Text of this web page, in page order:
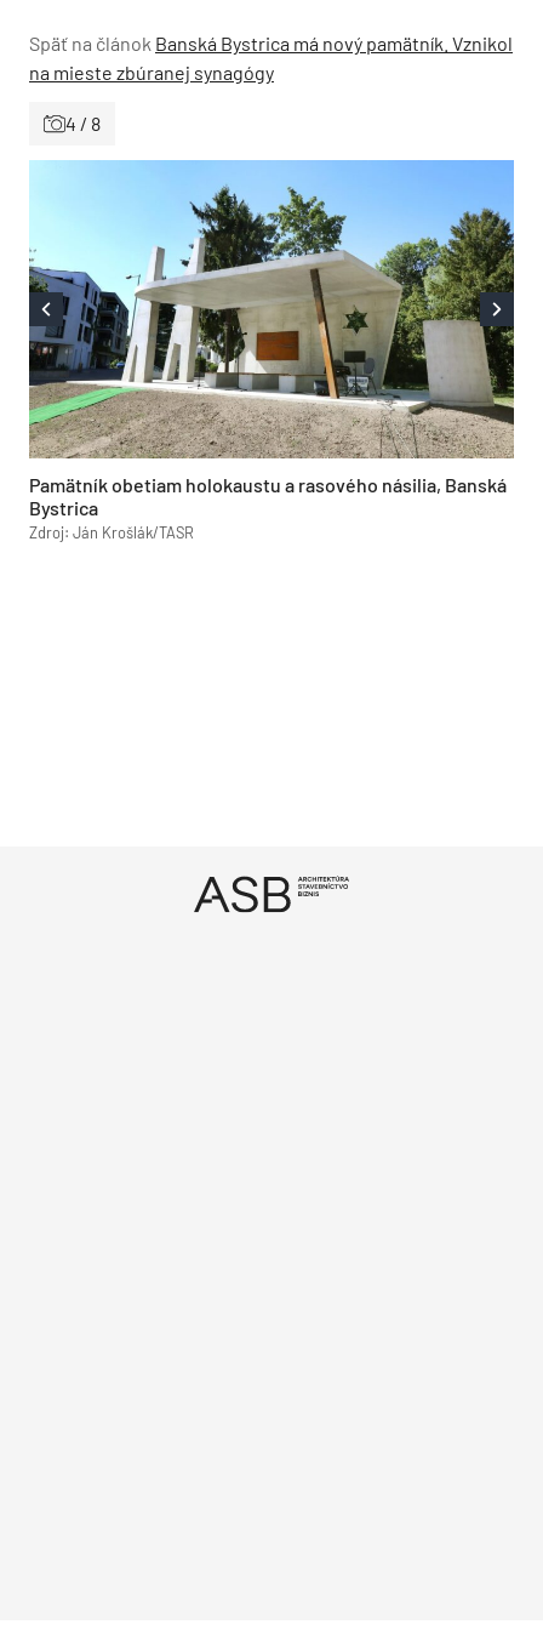
Späť na článok Banská Bystrica má nový pamätník. Vznikol
na mieste zbúranej synagógy
4 / 8
Pamätník obetiam holokaustu a rasového násilia, Banská
Bystrica
Zdroj: Ján Krošlák/TASR